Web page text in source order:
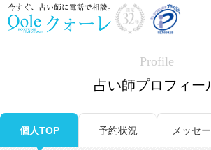
Profile
占い師プロフィー
個人TOP 予約状況 メッセ